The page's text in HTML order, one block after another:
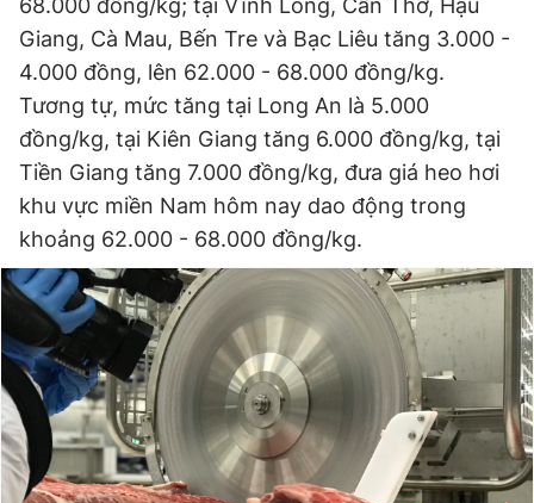
Đọc Thanh Niên trên điện thoại
Theo dõi báo trên
Hotline
0906 645 777
Liên hệ quảng cáo
0908 780 404
Đặt báo Quảng cáo RSS Tòa soạn Chính sách bảo
Tổng biên tập: Nguyễn Ngọc Toàn
Phó tổng biên tập thường trực: Hải Thành
Phó tổng biên tập: Lâm Hiếu Dũng
Phó tổng biên tập: Trần Việt Hưng
Tổng thư ký tòa soạn: Đức Trung
68.000 đồng/kg; tại Vĩnh Long, Cần Thơ, Hậu
Giang, Cà Mau, Bến Tre và Bạc Liêu tăng 3.000 -
4.000 đồng, lên 62.000 - 68.000 đồng/kg.
Tương tự, mức tăng tại Long An là 5.000
đồng/kg, tại Kiên Giang tăng 6.000 đồng/kg, tại
Tiền Giang tăng 7.000 đồng/kg, đưa giá heo hơi
khu vực miền Nam hôm nay dao động trong
khoảng 62.000 - 68.000 đồng/kg.